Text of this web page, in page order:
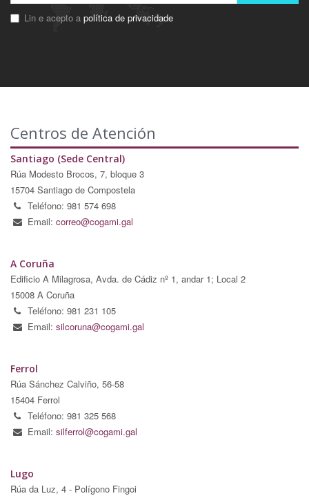
Lin e acepto a política de privacidade
Centros de Atención
Santiago (Sede Central)
Rúa Modesto Brocos, 7, bloque 3
15704 Santiago de Compostela
Teléfono: 981 574 698
Email: correo@cogami.gal
A Coruña
Edificio A Milagrosa, Avda. de Cádiz nº 1, andar 1; Local 2
15008 A Coruña
Teléfono: 981 231 105
Email: silcoruna@cogami.gal
Ferrol
Rúa Sánchez Calviño, 56-58
15404 Ferrol
Teléfono: 981 325 568
Email: silferrol@cogami.gal
Lugo
Rúa da Luz, 4 - Polígono Fingoi